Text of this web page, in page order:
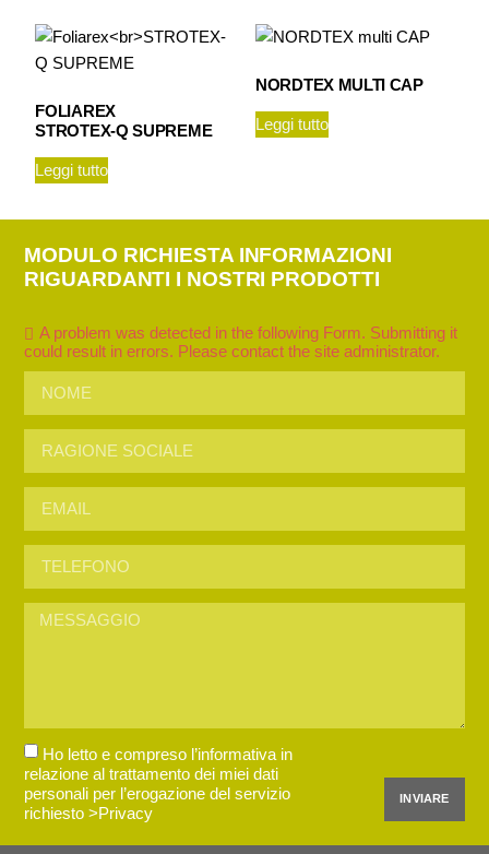
FOLIAREX
STROTEX-Q SUPREME
Leggi tutto
NORDTEX MULTI CAP
Leggi tutto
MODULO RICHIESTA INFORMAZIONI
RIGUARDANTI I NOSTRI PRODOTTI
A problem was detected in the following Form. Submitting it
could result in errors. Please contact the site administrator.
Ho letto e compreso l’informativa in
relazione al trattamento dei miei dati
personali per l’erogazione del servizio
richiesto>Privacy
INVIARE